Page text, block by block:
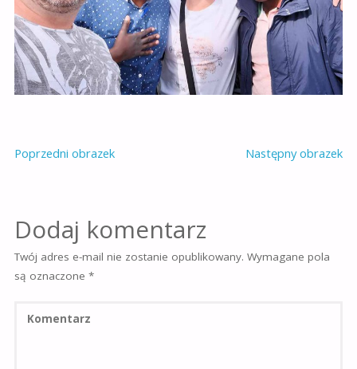
Poprzedni obrazek Następny obrazek
Dodaj komentarz
Twój adres e-mail nie zostanie opublikowany. Wymagane pola
są oznaczone *